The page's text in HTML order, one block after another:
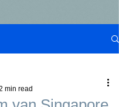
min read